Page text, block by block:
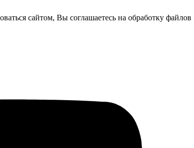
сайтом, Вы соглашаетесь на обработку